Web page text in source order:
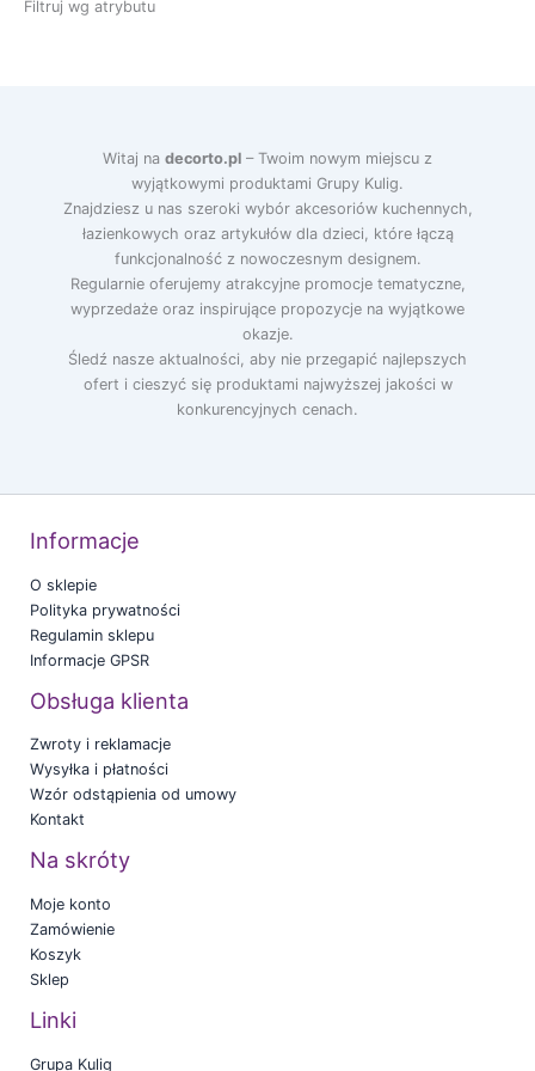
Filtruj wg atrybutu
Witaj na decorto.pl – Twoim nowym miejscu z
wyjątkowymi produktami Grupy Kulig.
Znajdziesz u nas szeroki wybór akcesoriów kuchennych,
łazienkowych oraz artykułów dla dzieci, które łączą
funkcjonalność z nowoczesnym designem.
Regularnie oferujemy atrakcyjne promocje tematyczne,
wyprzedaże oraz inspirujące propozycje na wyjątkowe
okazje.
Śledź nasze aktualności, aby nie przegapić najlepszych
ofert i cieszyć się produktami najwyższej jakości w
konkurencyjnych cenach.
Informacje
O sklepie
Polityka prywatności
Regulamin sklepu
Informacje GPSR
Obsługa klienta
Zwroty i reklamacje
Wysyłka i płatności
Wzór odstąpienia od umowy
Kontakt
Na skróty
Moje konto
Zamówienie
Koszyk
Sklep
Linki
Grupa Kulig